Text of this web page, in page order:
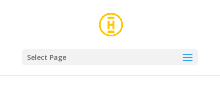
Select Page